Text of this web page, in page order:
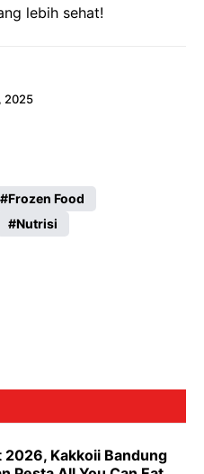
lebih sehat!
2025
Frozen Food
Nutrisi
2026, Kakkoii Bandung